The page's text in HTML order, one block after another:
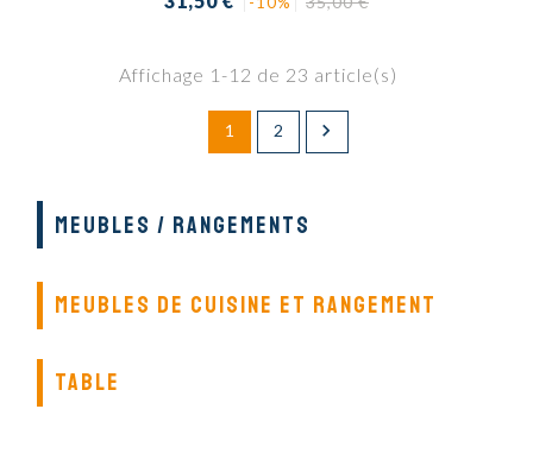
Affichage 1-12 de 23 article(s)
1 2 
MEUBLES / RANGEMENTS
MEUBLES DE CUISINE ET RANGEMENT
TABLE